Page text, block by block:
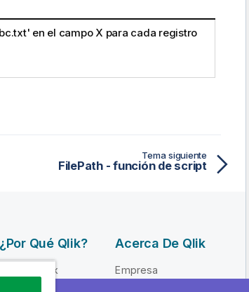
en el campo X para cada registro
Tema siguiente
FilePath - función de script
¿Por Qué Qlik?
Por qué Qlik
Acerca De Qlik
Empresa